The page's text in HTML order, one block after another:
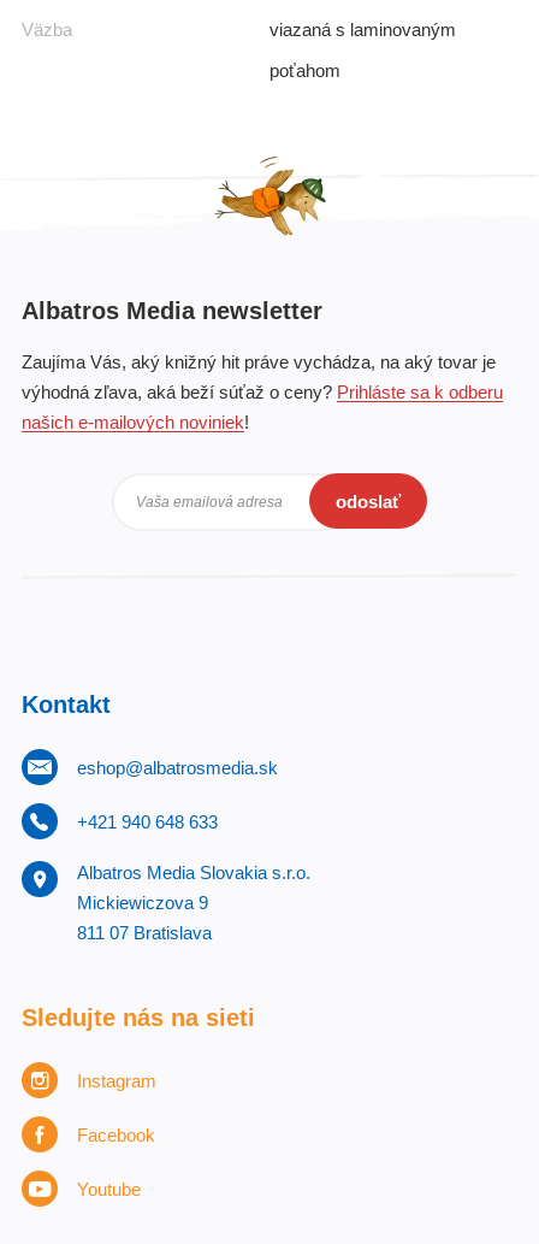
Väzba
viazaná s laminovaným
poťahom
Albatros Media newsletter
Zaujíma Vás, aký knižný hit práve vychádza, na aký tovar je
výhodná zľava, aká beží súťaž o ceny? Prihláste sa k odberu
našich e-mailových noviniek!
Vaša emailová adresa odoslať
Kontakt
eshop@albatrosmedia.sk
+421 940 648 633
Albatros Media Slovakia s.r.o.
Mickiewiczova 9
811 07 Bratislava
Sledujte nás na sieti
Instagram
Facebook
Youtube